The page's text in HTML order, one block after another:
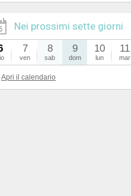
Nei prossimi sette giorni
7
ven
8
sab
9
dom
10
lun
11
mar
Apri il calendario